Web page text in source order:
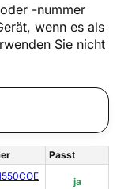
-nummer
wenn es als
Sie nicht
Passt
ja